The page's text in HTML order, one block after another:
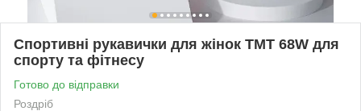
Спортивні рукавички для жінок TMT 68W для
спорту та фітнесу
Готово до відправки
Роздріб